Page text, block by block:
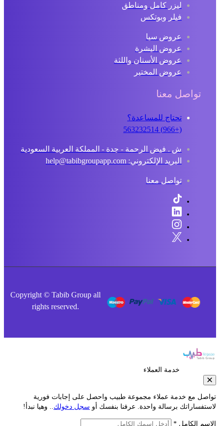
ليزر كامل ومناطق
فيلر وبوتكس
عروض سبا
عروض البشرة
عروض الأسنان واللثة
عروض المختبر
تواصل معنا
تحتاج للمساعدة؟
ش . فيض الرحمة - جدة - المملكة العربية السعودية
البريد الإلكتروني: help@tabibgroupapp.com
تواصل معنا
Copyright © Tabib Group all
rights reserved.
خدمة العملاء
مع خدمة عملاء مجموعة طبيب واحصل على إجابات فورية
برسالة واحدة. عرفنا بنفسك أوسجل دخولك.. وهيا نبدأ!
الكامل *